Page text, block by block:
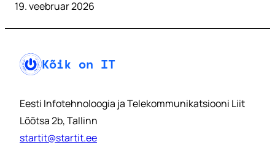
19. veebruar 2026
Kõik on IT
Eesti Infotehnoloogia ja Telekommunikatsiooni Liit
Lõõtsa 2b, Tallinn
startit@startit.ee